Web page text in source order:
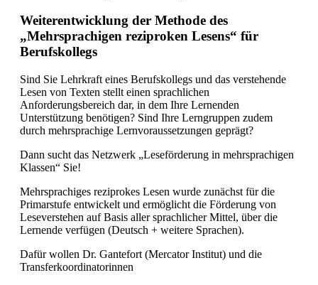
Weiterentwicklung der Methode des
„Mehrsprachigen reziproken Lesens“ für
Berufskollegs
Sind Sie Lehrkraft eines Berufskollegs und das verstehende
Lesen von Texten stellt einen sprachlichen
Anforderungsbereich dar, in dem Ihre Lernenden
Unterstützung benötigen? Sind Ihre Lerngruppen zudem
durch mehrsprachige Lernvoraussetzungen geprägt?
Dann sucht das Netzwerk „Leseförderung in mehrsprachigen
Klassen“ Sie!
Mehrsprachiges reziprokes Lesen wurde zunächst für die
Primarstufe entwickelt und ermöglicht die Förderung von
Leseverstehen auf Basis aller sprachlicher Mittel, über die
Lernende verfügen (Deutsch + weitere Sprachen).
Dafür wollen Dr. Gantefort (Mercator Institut) und die
Transferkoordinatorinnen